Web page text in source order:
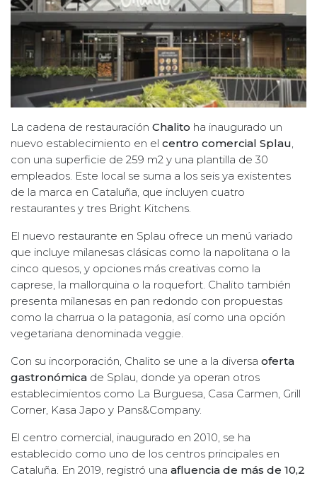
La cadena de restauración Chalito ha inaugurado un
nuevo establecimiento en el centro comercial Splau,
con una superficie de 259 m2 y una plantilla de 30
empleados. Este local se suma a los seis ya existentes
de la marca en Cataluña, que incluyen cuatro
restaurantes y tres Bright Kitchens.
El nuevo restaurante en Splau ofrece un menú variado
que incluye milanesas clásicas como la napolitana o la
cinco quesos, y opciones más creativas como la
caprese, la mallorquina o la roquefort. Chalito también
presenta milanesas en pan redondo con propuestas
como la charrua o la patagonia, así como una opción
vegetariana denominada veggie.
Con su incorporación, Chalito se une a la diversa oferta
gastronómica de Splau, donde ya operan otros
establecimientos como La Burguesa, Casa Carmen, Grill
Corner, Kasa Japo y Pans&Company.
El centro comercial, inaugurado en 2010, se ha
establecido como uno de los centros principales en
Cataluña. En 2019, registró una afluencia de más de 10,2